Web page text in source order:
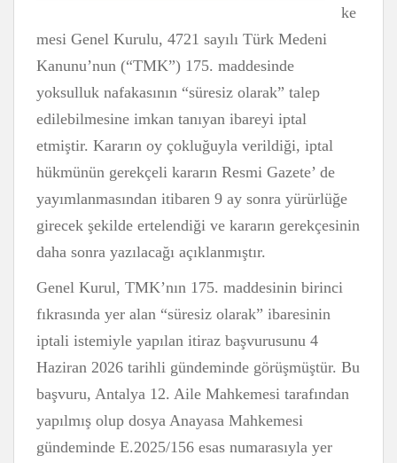
ke
mesi Genel Kurulu, 4721 sayılı Türk Medeni
Kanunu’nun (“TMK”) 175. maddesinde
yoksulluk nafakasının “süresiz olarak” talep
edilebilmesine imkan tanıyan ibareyi iptal
etmiştir. Kararın oy çokluğuyla verildiği, iptal
hükmünün gerekçeli kararın Resmi Gazete’ de
yayımlanmasından itibaren 9 ay sonra yürürlüğe
girecek şekilde ertelendiği ve kararın gerekçesinin
daha sonra yazılacağı açıklanmıştır.
Genel Kurul, TMK’nın 175. maddesinin birinci
fıkrasında yer alan “süresiz olarak” ibaresinin
iptali istemiyle yapılan itiraz başvurusunu 4
Haziran 2026 tarihli gündeminde görüşmüştür. Bu
başvuru, Antalya 12. Aile Mahkemesi tarafından
yapılmış olup dosya Anayasa Mahkemesi
gündeminde E.2025/156 esas numarasıyla yer